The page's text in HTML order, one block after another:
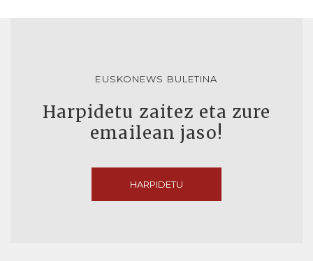
EUSKONEWS BULETINA
Harpidetu zaitez eta zure
emailean jaso!
HARPIDETU